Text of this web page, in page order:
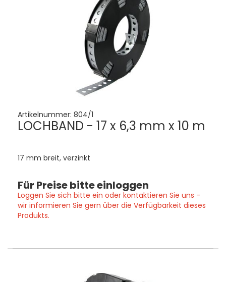
Artikelnummer: 804/1
LOCHBAND - 17 x 6,3 mm x 10 m
17 mm breit, verzinkt
Für Preise bitte einloggen
Loggen Sie sich bitte ein oder kontaktieren Sie uns -
wir informieren Sie gern über die Verfügbarkeit dieses
Produkts.